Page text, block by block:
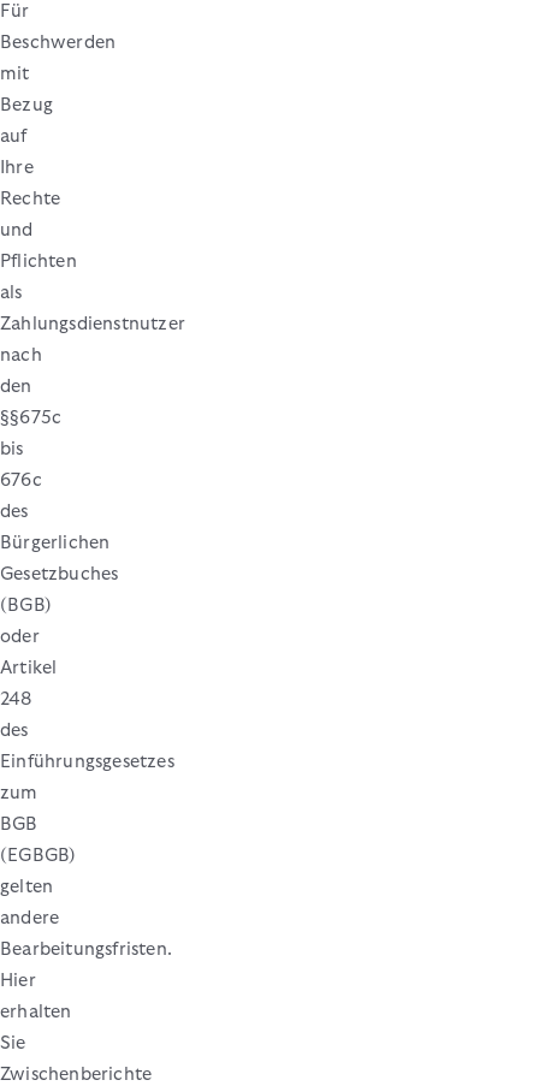
Für
Beschwerden
mit
Bezug
auf
Ihre
Rechte
und
Pflichten
als
Zahlungsdienstnutzer
nach
den
§§675c
bis
676c
des
Bürgerlichen
Gesetzbuches
(BGB)
oder
Artikel
248
des
Einführungsgesetzes
zum
BGB
(EGBGB)
gelten
andere
Bearbeitungsfristen.
Hier
erhalten
Sie
Zwischenberichte